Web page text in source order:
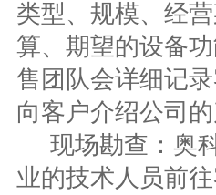
类型、规模、经
算、期望的设备
售团队会详细记
向客户介绍公司的
现场勘查：奥
业的技术人员前